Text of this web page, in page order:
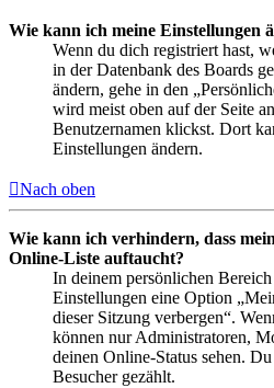
Wie kann ich meine Einstellungen
Wenn du dich registriert hast,
in der Datenbank des Boards
ändern, gehe in den
wird meist oben auf der Seite
Benutzernamen klickst. Dort
Einstellungen ändern.
Nach oben
Wie kann ich verhindern, dass
Online-Liste auftaucht?
In deinem persönlichen
Einstellungen eine Option
dieser Sitzung verbergen“.
können nur Administratoren,
deinen Online-Status sehen.
Besucher gezählt.